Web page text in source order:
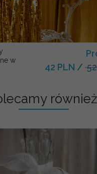
w
42 PLN /